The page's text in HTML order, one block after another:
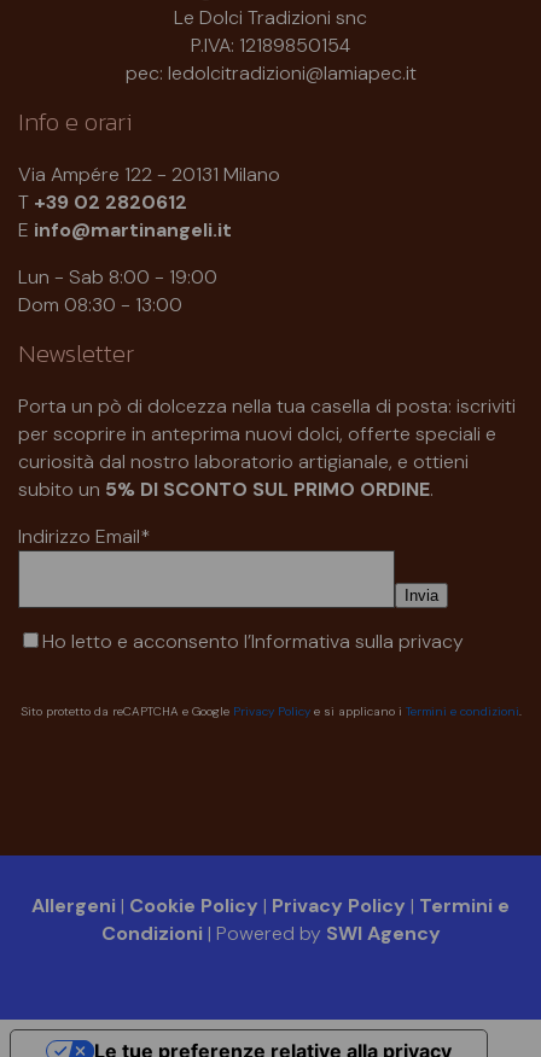
Le Dolci Tradizioni snc
P.IVA: 12189850154
pec: ledolcitradizioni@lamiapec.it
Info e orari
Via Ampére 122 - 20131 Milano
T +39 02 2820612
E info@martinangeli.it
Lun - Sab 8:00 - 19:00
Dom 08:30 - 13:00
Newsletter
Porta un pò di dolcezza nella tua casella di posta: iscriviti
per scoprire in anteprima nuovi dolci, offerte speciali e
curiosità dal nostro laboratorio artigianale, e ottieni
subito un 5% DI SCONTO SUL PRIMO ORDINE.
Indirizzo Email*
Ho letto e acconsento l’Informativa sulla privacy
Sito protetto da reCAPTCHA e Google Privacy Policye si applicano i Termini e condizioni.
Allergeni | Cookie Policy | Privacy Policy | Termini e
Condizioni | Powered by SWI Agency
Le tue preferenze relative alla privacy